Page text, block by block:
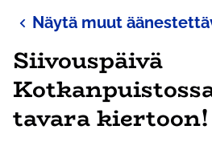
Näytä muut
Siivouspäivä
tavara kiertoon!